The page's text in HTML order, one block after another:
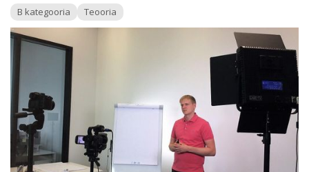
B kategooria Teooria